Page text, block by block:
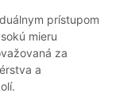
prístupom
mieru
za
a